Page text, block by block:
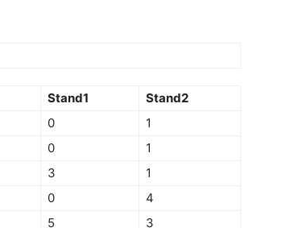
Stand1
Stand2
0
1
0
1
3
1
0
4
5 3